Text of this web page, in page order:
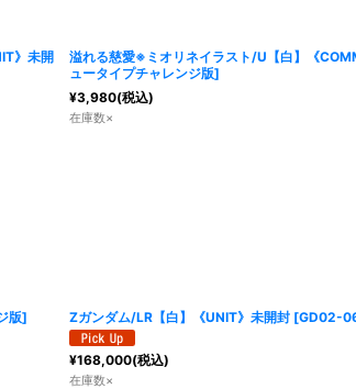
》未開
溢れる慈愛※ミオリネイラスト/U【白】《
ュータイプチャレンジ版]
¥3,980(税込)
在庫数×
版] Zガンダム/LR【白】《UNIT》未開封 [GD02-
¥168,000(税込)
在庫数×